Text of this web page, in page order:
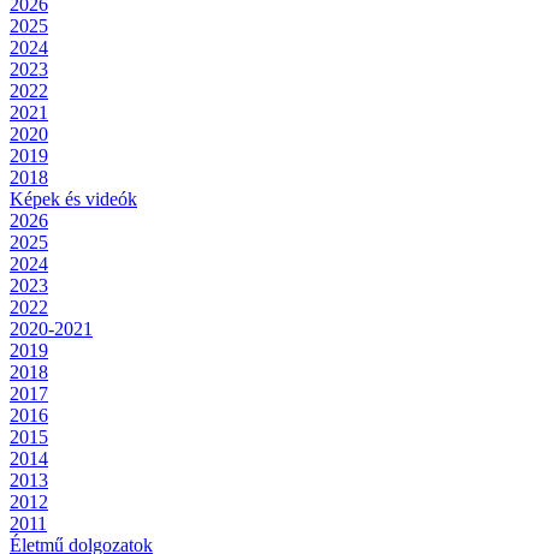
2026
2025
2024
2023
2022
2021
2020
2019
2018
Képek és videók
2026
2025
2024
2023
2022
2020-2021
2019
2018
2017
2016
2015
2014
2013
2012
2011
Életmű dolgozatok